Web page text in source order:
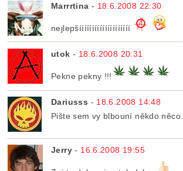
Marrrtina - 18.6.2008 22:30
nejlepšíííííííííííííííííííí
utok - 18.6.2008 20:31
Pekne pekny !!!
Dariusss - 18.6.2008 14:48
Pište sem vy blbouní někdo
Jerry - 16.6.2008 19:55